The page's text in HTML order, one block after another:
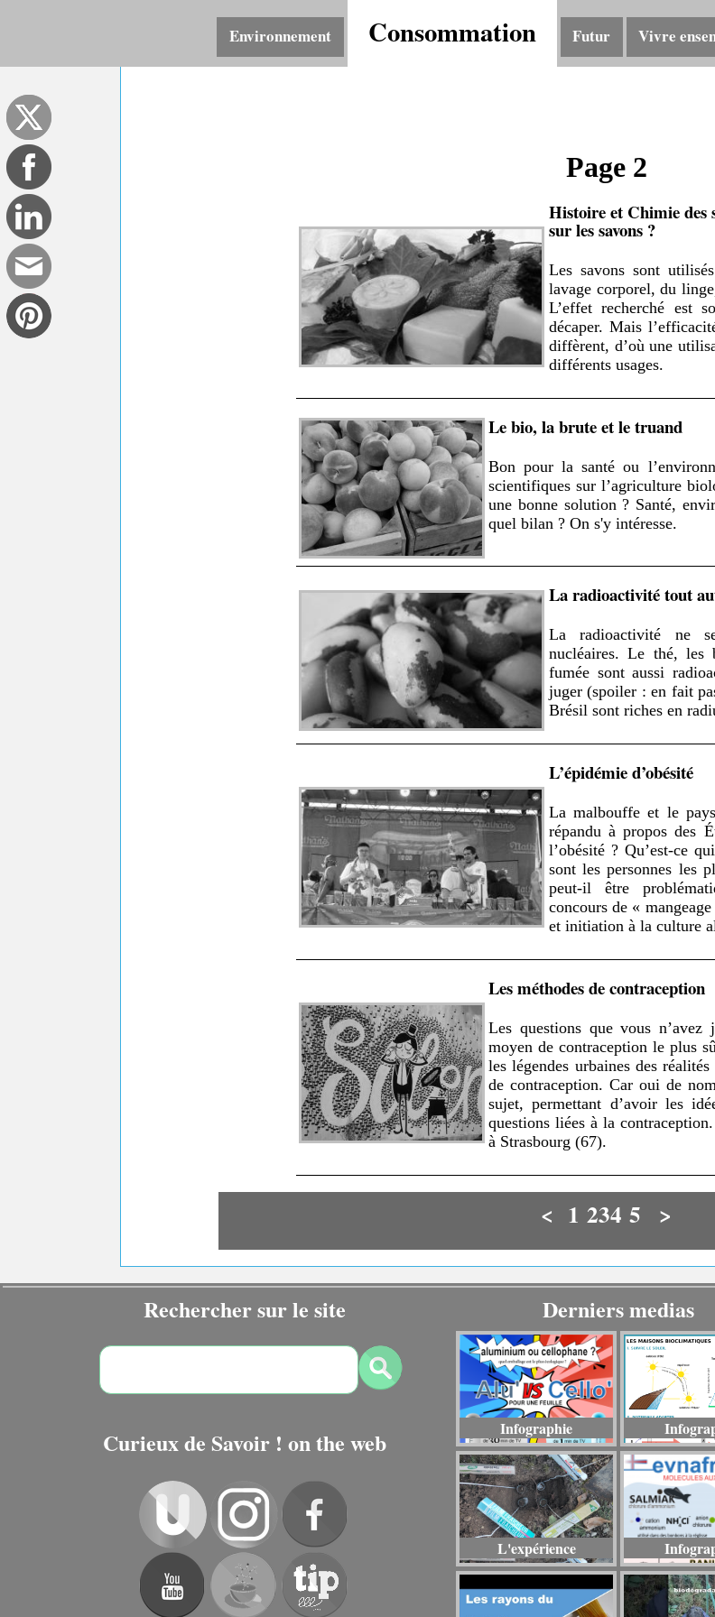
Environnement Consommation Futur Vivre
Page 2
Histoire et Chimie des
sur les savons ?
Les savons sont
lavage corporel, du
L’effet recherché est
décaper. Mais
diffèrent, d’où une
différents usages.
Le bio, la brute et le truand
Bon pour la santé ou
scientifiques sur l’agriculture
une bonne solution ? Santé,
quel bilan ? On s'y intéresse.
La radioactivité tout
La radioactivité ne
nucléaires. Le thé, les
fumée sont aussi
juger (spoiler : en fait
Brésil sont riches en
L’épidémie d’obésité
La malbouffe et le
répandu à propos des
l’obésité ? Qu’est-ce
sont les personnes les
peut-il être
concours de «
et initiation à la culture
Les méthodes de contraception
Les questions que vous
moyen de contraception le plus
les légendes urbaines des
de contraception. Car oui de
sujet, permettant d’avoir les
questions liées à la
à Strasbourg (67).
< 1234 5 >
Rechercher sur le site
Curieux de Savoir ! on the web
Derniers medias
Infographie
L'expérience